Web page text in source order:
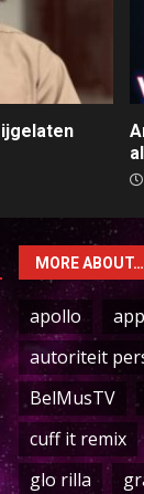
MORE ABOUT…
apollo
autoriteit
BelMusTV
cuff it remix
glo rilla